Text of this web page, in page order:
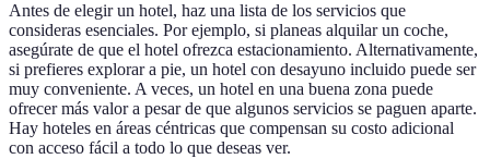
Antes de elegir un hotel, haz una lista de los servicios que
consideras esenciales. Por ejemplo, si planeas alquilar un coche,
asegúrate de que el hotel ofrezca estacionamiento. Alternativamente,
si prefieres explorar a pie, un hotel con desayuno incluido puede ser
muy conveniente. A veces, un hotel en una buena zona puede
ofrecer más valor a pesar de que algunos servicios se paguen aparte.
Hay hoteles en áreas céntricas que compensan su costo adicional
con acceso fácil a todo lo que deseas ver.